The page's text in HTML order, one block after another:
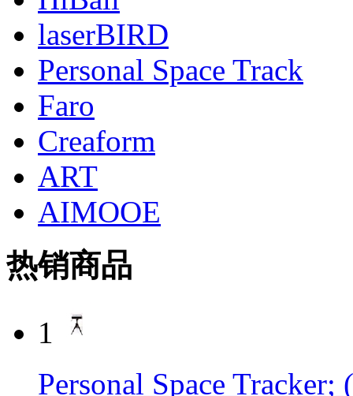
laserBIRD
Personal Space Track
Faro
Creaform
ART
AIMOOE
热销商品
1
Personal Space